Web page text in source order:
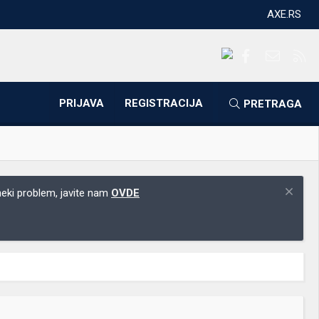
AXE.RS
PRIJAVA REGISTRACIJA PRETRAGA
problem, javite nam OVDE